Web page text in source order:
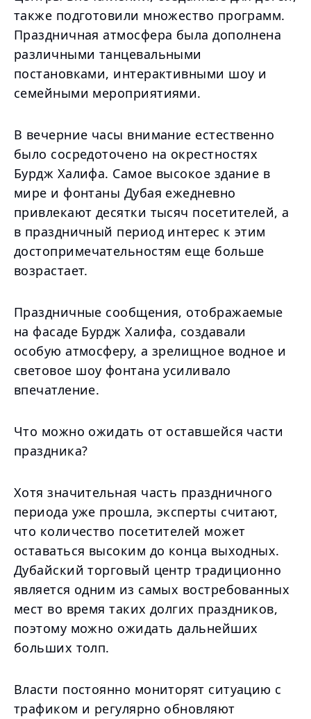
также подготовили множество программ.
Праздничная атмосфера была дополнена
различными танцевальными
постановками, интерактивными шоу и
семейными мероприятиями.
В вечерние часы внимание естественно
было сосредоточено на окрестностях
Бурдж Халифа. Самое высокое здание в
мире и фонтаны Дубая ежедневно
привлекают десятки тысяч посетителей, а
в праздничный период интерес к этим
достопримечательностям еще больше
возрастает.
Праздничные сообщения, отображаемые
на фасаде Бурдж Халифа, создавали
особую атмосферу, а зрелищное водное и
световое шоу фонтана усиливало
впечатление.
Что можно ожидать от оставшейся части
праздника?
Хотя значительная часть праздничного
периода уже прошла, эксперты считают,
что количество посетителей может
оставаться высоким до конца выходных.
Дубайский торговый центр традиционно
является одним из самых востребованных
мест во время таких долгих праздников,
поэтому можно ожидать дальнейших
больших толп.
Власти постоянно мониторят ситуацию с
трафиком и регулярно обновляют